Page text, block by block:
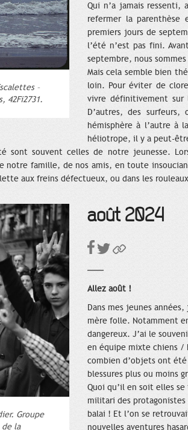
–
42Fi2731.
Qui n’a jamais ressenti,
refermer la
premiers jours de
l’été n’est pas fini.
septembre, nous
Mais cela semble bien
loin. Pour éviter de
vivre définitivement sur
D’autres, des surfeurs,
hémisphère à l’autre à
héliotrope, il y a peut-
sont souvent celles de notre jeunesse.
notre famille, de nos amis, en toute
aux freins défectueux, ou dans les
Groupe
la
août 2024
Allez août !
Dans mes jeunes
mère folle. Notamment
dangereux. J’ai le
en équipe mixte chiens /
combien d’objets ont
blessures plus ou moins
Quoi qu’il en soit elles
militari des protagonistes
balai ! Et l’on se
nouvelles aventures